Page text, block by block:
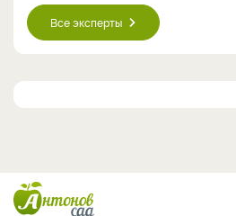
Все эксперты